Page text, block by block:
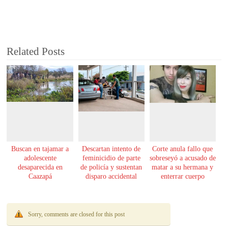
Related Posts
Buscan en tajamar a
adolescente
desaparecida en
Caazapá
Descartan intento de
feminicidio de parte
de policía y sustentan
disparo accidental
Corte anula fallo que
sobreseyó a acusado de
matar a su hermana y
enterrar cuerpo
Sorry, comments are closed for this post